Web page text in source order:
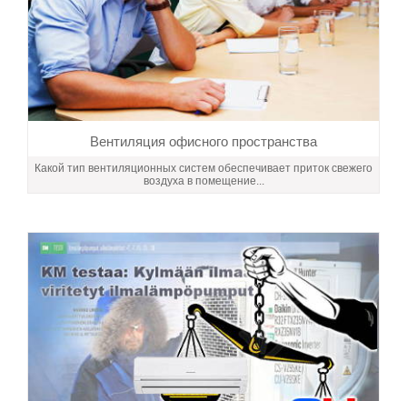
Вентиляция офисного пространства
Какой тип вентиляционных систем обеспечивает приток свежего
воздуха в помещение...